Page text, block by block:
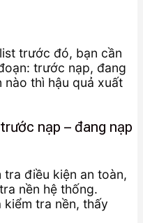
trước đó, bạn cần
trước nạp, đang
nào thì hậu quả xuất
nạp – đang nạp
tra điều kiện an toàn,
nền hệ thống.
kiểm tra nền, thấy